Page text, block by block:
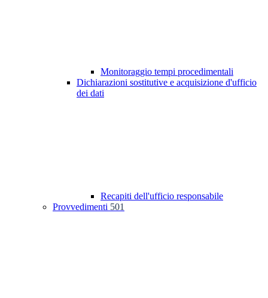
Monitoraggio tempi procedimentali
Dichiarazioni sostitutive e acquisizione d'ufficio
dei dati
Recapiti dell'ufficio responsabile
Provvedimenti 501